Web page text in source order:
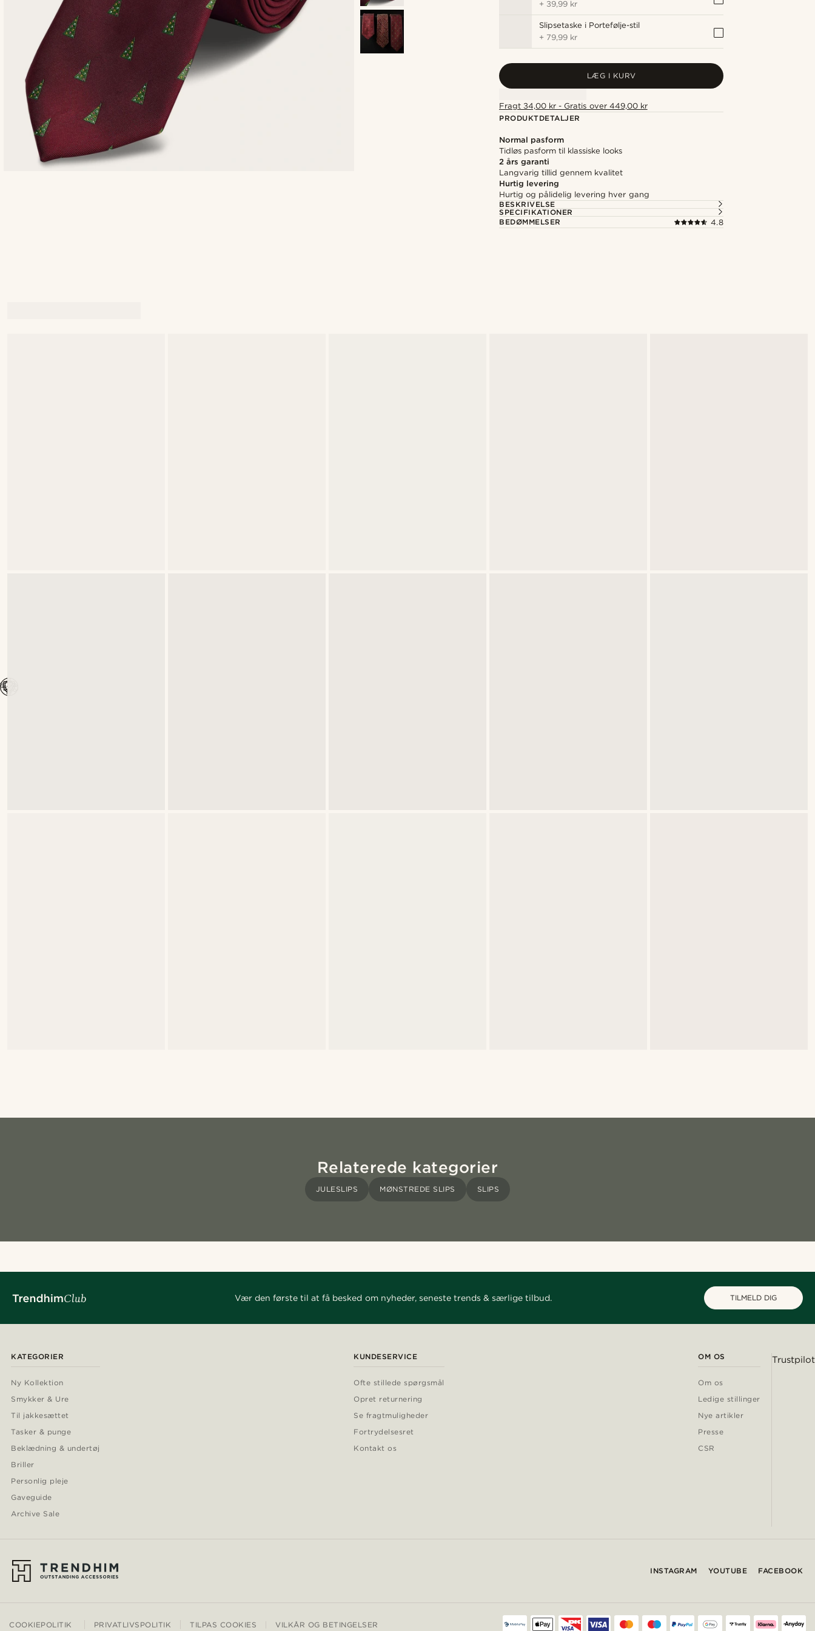
+ 39,99 kr
Slipsetaske i Portefølje-stil
+ 79,99 kr
LÆG I KURV
Fragt 34,00 kr - Gratis over 449,00 kr
PRODUKTDETALJER
Normal pasform
Tidløs pasform til klassiske looks
2 års garanti
Langvarig tillid gennem kvalitet
Hurtig levering
Hurtig og pålidelig levering hver gang
BESKRIVELSE
SPECIFIKATIONER
BEDØMMELSER
4.8
Relaterede kategorier
JULESLIPS MØNSTREDE SLIPS SLIPS
Vær den første til at få besked om nyheder, seneste trends & særlige tilbud. TILMELD DIG
KATEGORIER
Ny Kollektion
Smykker & Ure
Til jakkesættet
Tasker & punge
Beklædning & undertøj
Briller
Personlig pleje
Gaveguide
Archive Sale
KUNDESERVICE
Ofte stillede spørgsmål
Opret returnering
Se fragtmuligheder
Fortrydelsesret
Kontakt os
OM OS
Om os
Ledige stillinger
Nye artikler
Presse
CSR
Trustpilot
INSTAGRAM YOUTUBE FACEBOOK
COOKIEPOLITIK PRIVATLIVSPOLITIK TILPAS COOKIES VILKÅR OG BETINGELSER